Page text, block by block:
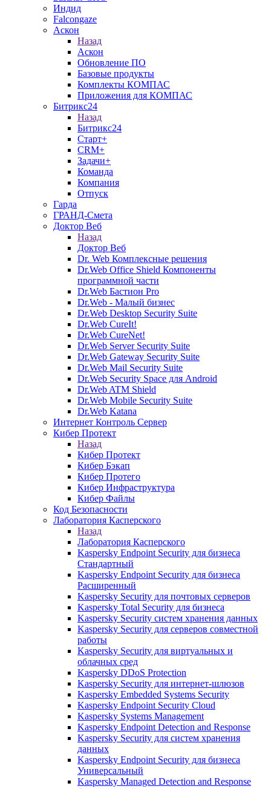
Индид
Falcongaze
Аскон
Назад
Аскон
Обновление ПО
Базовые продукты
Комплекты КОМПАС
Приложения для КОМПАС
Битрикс24
Назад
Битрикс24
Старт+
CRM+
Задачи+
Команда
Компания
Отпуск
Гарда
ГРАНД-Смета
Доктор Веб
Назад
Доктор Веб
Dr. Web Комплексные решения
Dr.Web Office Shield Компоненты
программной части
Dr.Web Бастион Pro
Dr.Web - Малый бизнес
Dr.Web Desktop Security Suite
Dr.Web CureIt!
Dr.Web CureNet!
Dr.Web Server Security Suite
Dr.Web Gateway Security Suite
Dr.Web Mail Security Suite
Dr.Web Security Space для Android
Dr.Web ATM Shield
Dr.Web Mobile Security Suite
Dr.Web Katana
Интернет Контроль Сервер
Кибер Протект
Назад
Кибер Протект
Кибер Бэкап
Кибер Протего
Кибер Инфраструктура
Кибер Файлы
Код Безопасности
Лаборатория Касперского
Назад
Лаборатория Касперского
Kaspersky Endpoint Security для бизнеса
Стандартный
Kaspersky Endpoint Security для бизнеса
Расширенный
Kaspersky Security для почтовых серверов
Kaspersky Total Security для бизнеса
Kaspersky Security систем хранения данных
Kaspersky Security для серверов совместной
работы
Kaspersky Security для виртуальных и
облачных сред
Kaspersky DDoS Protection
Kaspersky Security для интернет-шлюзов
Kaspersky Embedded Systems Security
Kaspersky Endpoint Security Cloud
Kaspersky Systems Management
Kaspersky Endpoint Detection and Response
Kaspersky Security для систем хранения
данных
Kaspersky Endpoint Security для бизнеса
Универсальный
Kaspersky Managed Detection and Response